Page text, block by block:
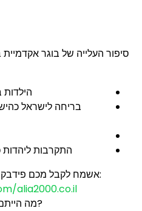
סיפור העלייה של בוגר
בריחה לישראל
התקרבות ליהדות
:אשמח לקבל מכם
alia2000.co.il
?מה